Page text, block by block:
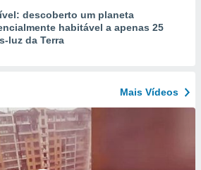
descoberto um planeta
habitável a apenas 25
luz da Terra
Mais Vídeos